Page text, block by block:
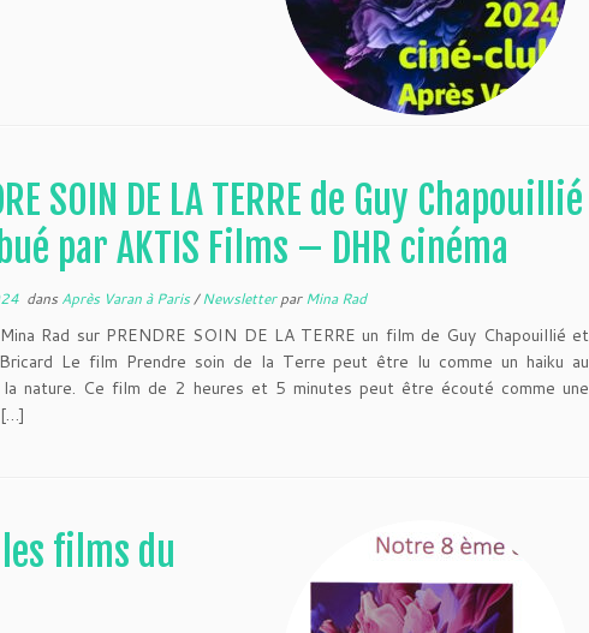
SOIN DE LA TERRE de Guy Chapouillié
par AKTIS Films – DHR cinéma
dans Après Varan à Paris/NewsletterparMina Rad
Rad sur PRENDRE SOIN DE LA TERRE un film de Guy Chapouillié et
Bricard Le film Prendre soin de la Terre peut être lu comme un haiku au
nature. Ce film de 2 heures et 5 minutes peut être écouté comme une
films du